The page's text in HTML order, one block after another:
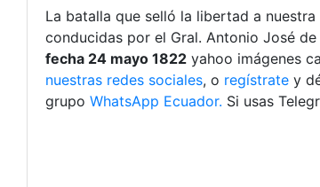
La batalla que selló la libertad a
conducidas por el Gral. Antonio José
fecha 24 mayo 1822 yahoo imágenes
nuestras redes sociales, o regístrate y
grupo WhatsApp Ecuador. Si usas